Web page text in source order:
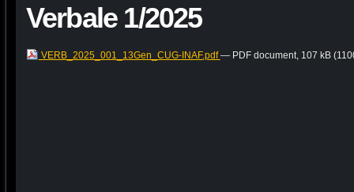
Verbale 1/2025
VERB_2025_001_13Gen_CUG-INAF.pdf— PDF document, 107 kB